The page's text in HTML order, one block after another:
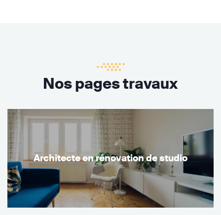
Nos pages travaux
Architecte en rénovation de studio